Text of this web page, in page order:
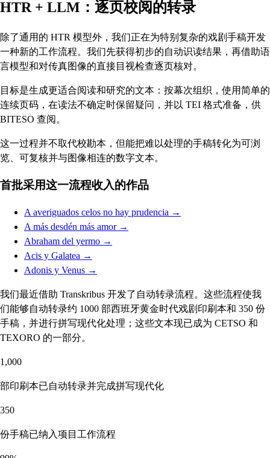
HTR + LLM：逐页校阅的转录
除了通用的 HTR 模型外，我们正在为特别复杂的戏剧手稿开发
一种新的工作流程。我们先获得初步的自动识读结果，再借助语
言模型和对传真图像的直接目视检查逐页核对。
目标是生成更适合阅读和研究的文本：按幕次组织，使用简单的
连续页码，在读法不确定时保留疑问，并以 TEI 格式准备，供
BITESO 查阅。
这一过程并不取代校勘本，但能把难以处理的手稿转化为可浏
览、可复核并与图像相连的数字文本。
首批采用这一流程收入的作品
A averiguados celos no hay prudencia →
A más desdén más amor →
Abraham del yermo →
Acis y Galatea →
Adonis y Venus →
我们最近借助 Transkribus 开发了自动转录流程。这些流程使我
们能够自动转录约 1000 部西班牙黄金时代戏剧印刷本和 350 份
手稿，并进行拼写现代化处理；这些文本现已成为 CETSO 和
TEXORO 的一部分。
1,000
部印刷本已自动转录并完成拼写现代化
350
份手稿已纳入项目工作流程